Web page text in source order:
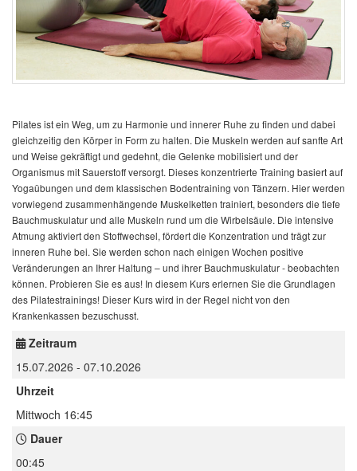
Pilates ist ein Weg, um zu Harmonie und innerer Ruhe zu finden und dabei
gleichzeitig den Körper in Form zu halten. Die Muskeln werden auf sanfte Art
und Weise gekräftigt und gedehnt, die Gelenke mobilisiert und der
Organismus mit Sauerstoff versorgt. Dieses konzentrierte Training basiert auf
Yogaübungen und dem klassischen Bodentraining von Tänzern. Hier werden
vorwiegend zusammenhängende Muskelketten trainiert, besonders die tiefe
Bauchmuskulatur und alle Muskeln rund um die Wirbelsäule. Die intensive
Atmung aktiviert den Stoffwechsel, fördert die Konzentration und trägt zur
inneren Ruhe bei. Sie werden schon nach einigen Wochen positive
Veränderungen an Ihrer Haltung – und ihrer Bauchmuskulatur - beobachten
können. Probieren Sie es aus! In diesem Kurs erlernen Sie die Grundlagen
des Pilatestrainings! Dieser Kurs wird in der Regel nicht von den
Krankenkassen bezuschusst.
Zeitraum
15.07.2026 - 07.10.2026
Uhrzeit
Mittwoch 16:45
Dauer
00:45